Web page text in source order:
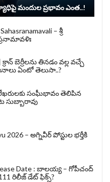
మందుల ప్రభావం ఎంత..!
– శ్రీ
బెర్రీల‌ను తిన‌డం వ‌ల్ల వచ్చే
ఏంటో తెలుసా..?
సంఘీభావం తెలిపిన
సుబ్బారావు
2026 – అగ్నివీర్‌ పోస్టుల భర్తీకి
Date : బాలయ్య – గోపీచంద్
రిలీజ్ డేట్ ఫిక్స్?